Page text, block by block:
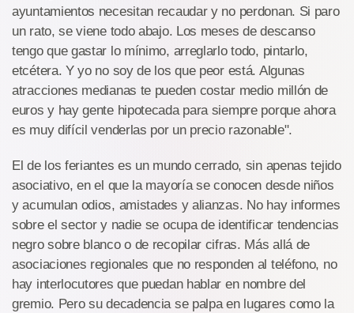
ayuntamientos necesitan recaudar y no perdonan. Si paro
un rato, se viene todo abajo. Los meses de descanso
tengo que gastar lo mínimo, arreglarlo todo, pintarlo,
etcétera. Y yo no soy de los que peor está. Algunas
atracciones medianas te pueden costar medio millón de
euros y hay gente hipotecada para siempre porque ahora
es muy difícil venderlas por un precio razonable".
El de los feriantes es un mundo cerrado, sin apenas tejido
asociativo, en el que la mayoría se conocen desde niños
y acumulan odios, amistades y alianzas. No hay informes
sobre el sector y nadie se ocupa de identificar tendencias
negro sobre blanco o de recopilar cifras. Más allá de
asociaciones regionales que no responden al teléfono, no
hay interlocutores que puedan hablar en nombre del
gremio. Pero su decadencia se palpa en lugares como la